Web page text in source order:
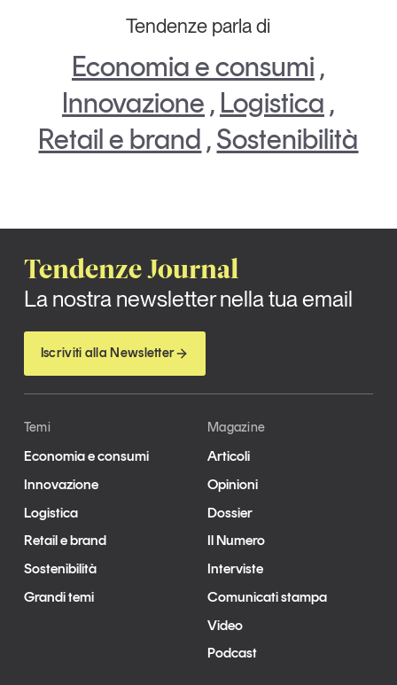
Tendenze parla di
Economia e consumi ,
Innovazione , Logistica ,
Retail e brand ,Sostenibilità
Tendenze Journal
La nostra newsletter nella tua email
Iscriviti alla Newsletter
Temi
Economia e consumi
Innovazione
Logistica
Retail e brand
Sostenibilità
Grandi temi
Magazine
Articoli
Opinioni
Dossier
Il Numero
Interviste
Comunicati stampa
Video
Podcast